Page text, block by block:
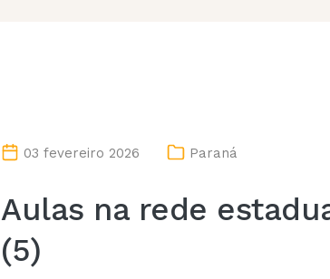
03 fevereiro 2026 Paraná
Aulas na rede
(5)